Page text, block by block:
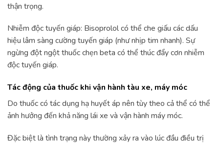
thận trọng.
Nhiễm độc tuyến giáp: Bisoprolol có thể che giấu các dấu
hiệu lâm sàng cường tuyến giáp (như nhịp tim nhanh). Sự
ngừng đột ngột thuốc chẹn beta có thể thúc đẩy cơn nhiễm
độc tuyến giáp.
Tác động của thuốc khi vận hành tàu xe, máy móc
Do thuốc có tác dụng hạ huyết áp nên tùy theo cả thể có thể
ảnh hưởng đến khả năng lái xe và vận hành máy móc.
Đặc biệt là tình trạng này thường xảy ra vào lúc đầu điều trị